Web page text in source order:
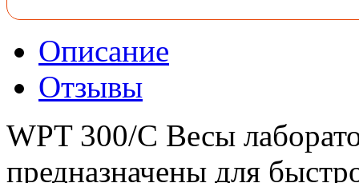
Описание
Отзывы
WPT 300/С Весы
предназначены для